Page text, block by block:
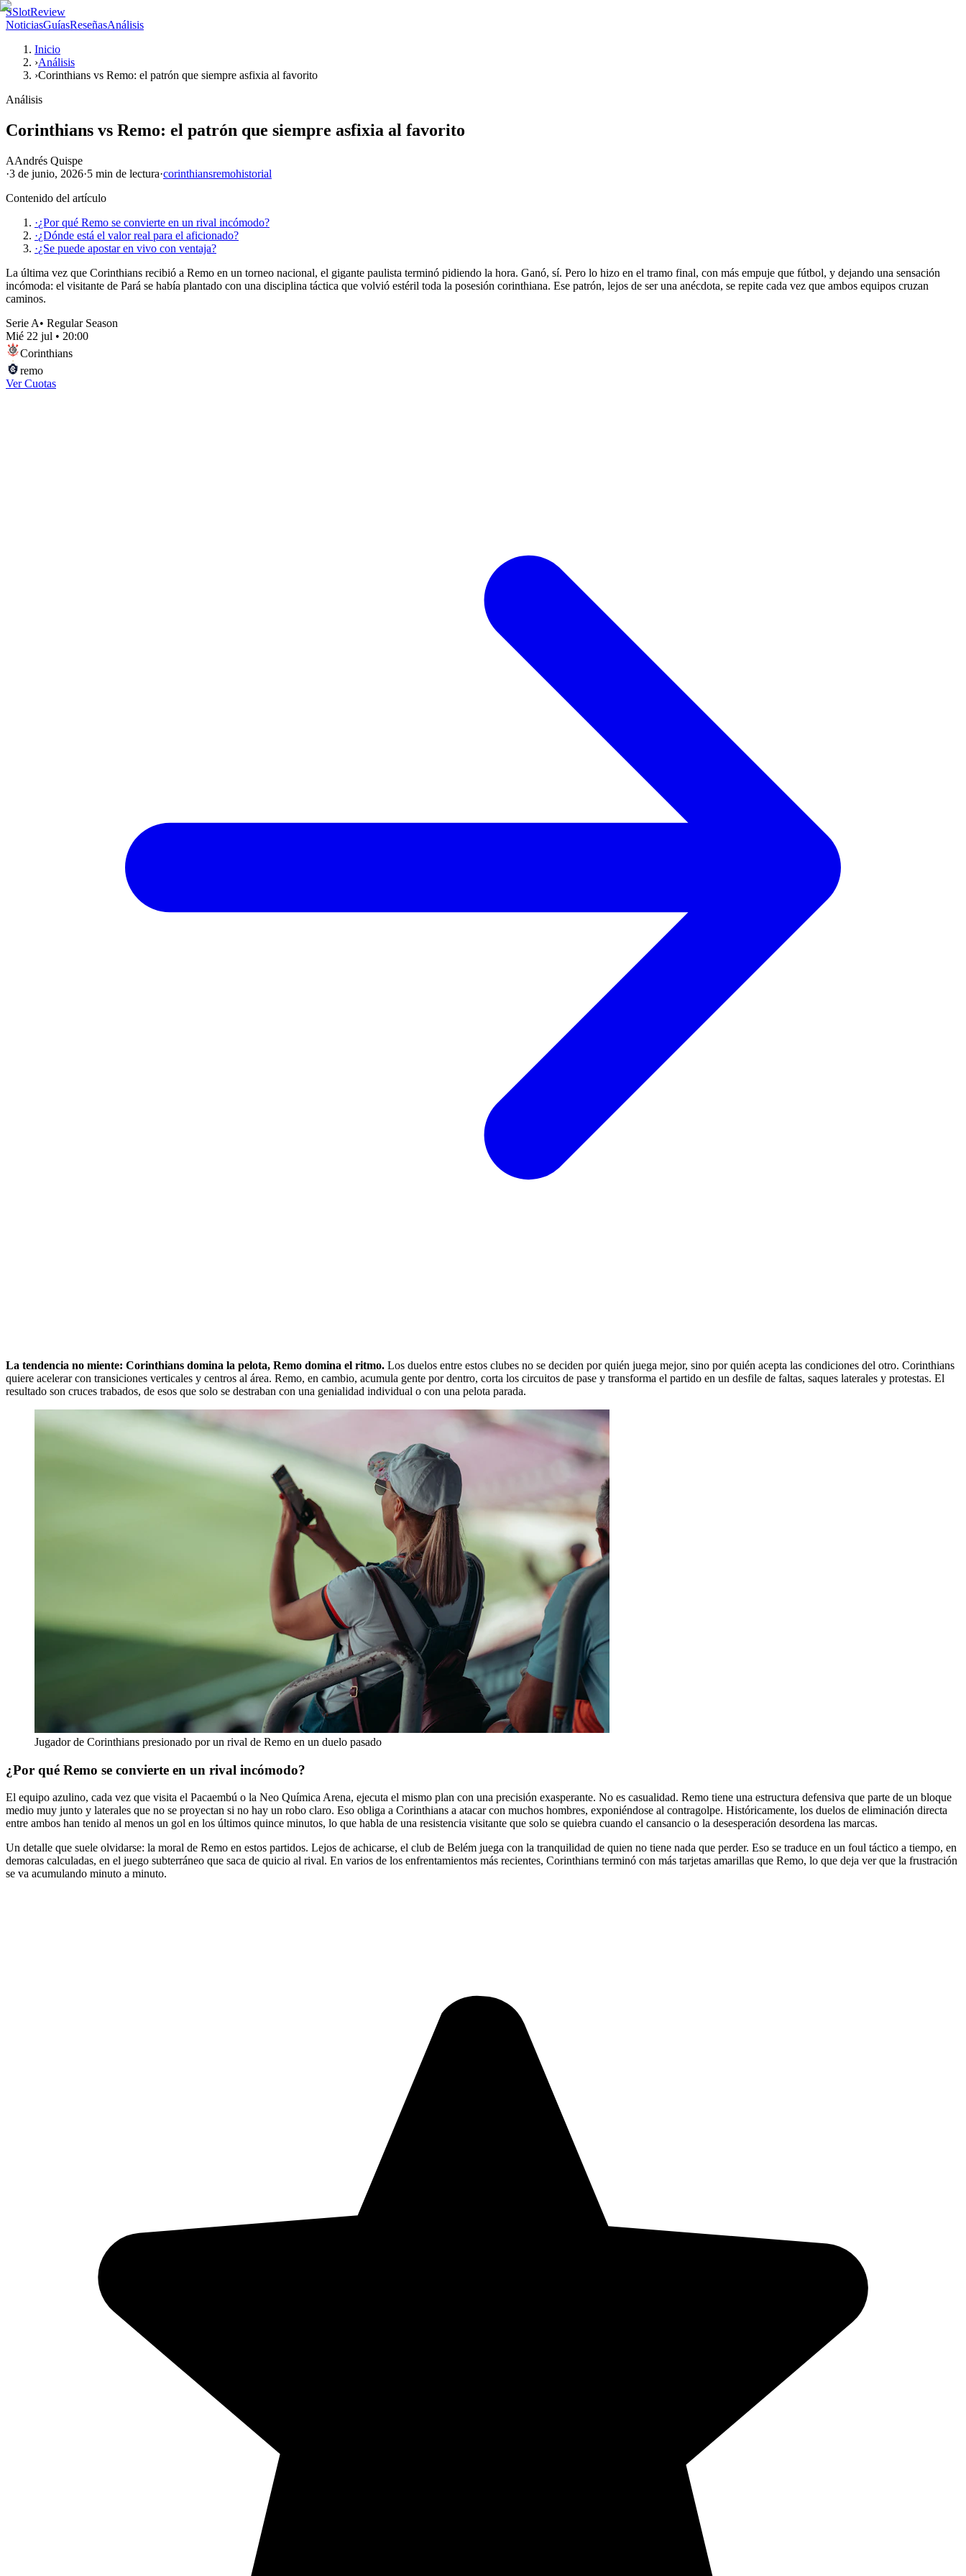
SSlotReview
NoticiasGuíasReseñasAnálisis
Inicio
›Análisis
›Corinthians vs Remo: el patrón que siempre asfixia al favorito
Análisis
Corinthians vs Remo: el patrón que siempre asfixia al favorito
AAndrés Quispe
·3 de junio, 2026·5 min de lectura·corinthiansremohistorial
Contenido del artículo
·¿Por qué Remo se convierte en un rival incómodo?
·¿Dónde está el valor real para el aficionado?
·¿Se puede apostar en vivo con ventaja?
La última vez que Corinthians recibió a Remo en un torneo nacional, el gigante paulista terminó pidiendo la hora. Ganó, sí. Pero lo hizo en el tramo final, con más empuje que fútbol, y dejando una sensación
incómoda: el visitante de Pará se había plantado con una disciplina táctica que volvió estéril toda la posesión corinthiana. Ese patrón, lejos de ser una anécdota, se repite cada vez que ambos equipos cruzan
caminos.
Serie A• Regular Season
Mié 22 jul • 20:00
Corinthians
remo
Ver Cuotas
La tendencia no miente: Corinthians domina la pelota, Remo domina el ritmo. Los duelos entre estos clubes no se deciden por quién juega mejor, sino por quién acepta las condiciones del otro. Corinthians
quiere acelerar con transiciones verticales y centros al área. Remo, en cambio, acumula gente por dentro, corta los circuitos de pase y transforma el partido en un desfile de faltas, saques laterales y protestas. El
resultado son cruces trabados, de esos que solo se destraban con una genialidad individual o con una pelota parada.
Jugador de Corinthians presionado por un rival de Remo en un duelo pasado
¿Por qué Remo se convierte en un rival incómodo?
El equipo azulino, cada vez que visita el Pacaembú o la Neo Química Arena, ejecuta el mismo plan con una precisión exasperante. No es casualidad. Remo tiene una estructura defensiva que parte de un bloque
medio muy junto y laterales que no se proyectan si no hay un robo claro. Eso obliga a Corinthians a atacar con muchos hombres, exponiéndose al contragolpe. Históricamente, los duelos de eliminación directa
entre ambos han tenido al menos un gol en los últimos quince minutos, lo que habla de una resistencia visitante que solo se quiebra cuando el cansancio o la desesperación desordena las marcas.
Un detalle que suele olvidarse: la moral de Remo en estos partidos. Lejos de achicarse, el club de Belém juega con la tranquilidad de quien no tiene nada que perder. Eso se traduce en un foul táctico a tiempo, en
demoras calculadas, en el juego subterráneo que saca de quicio al rival. En varios de los enfrentamientos más recientes, Corinthians terminó con más tarjetas amarillas que Remo, lo que deja ver que la frustración
se va acumulando minuto a minuto.